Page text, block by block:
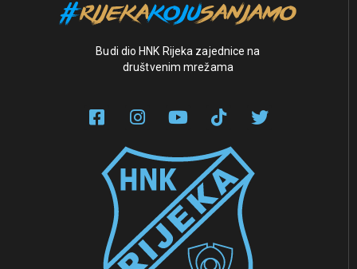
Budi dio HNK Rijeka zajednice na
društvenim mrežama